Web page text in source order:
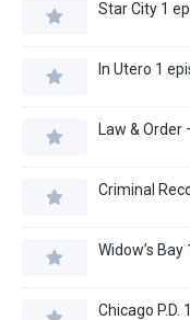
Star City 1
In Utero 1
Law & Order
Criminal
Widow’s
Chicago P.D.